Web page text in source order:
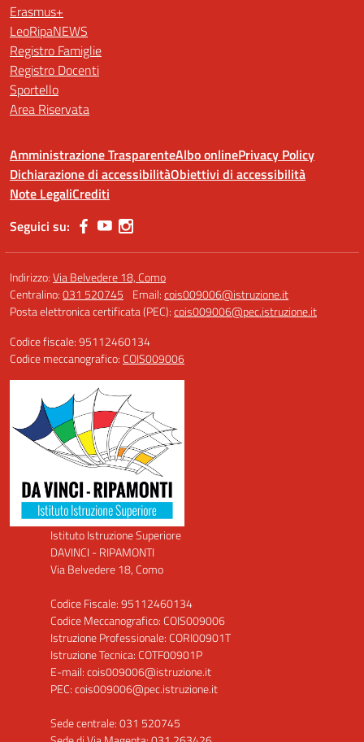
Erasmus+
LeoRipaNEWS
Registro Famiglie
Registro Docenti
Sportello
Area Riservata
Amministrazione TrasparenteAlbo onlinePrivacy Policy
Dichiarazione di accessibilitàObiettivi di accessibilità
Note LegaliCrediti
Seguici su:
Indirizzo:Via Belvedere 18, Como
Centralino:031 520745 Email:cois009006@istruzione.it
Posta elettronica certificata (PEC):cois009006@pec.istruzione.it
Codice fiscale: 95112460134
Codice meccanografico: COIS009006
Istituto Istruzione Superiore
DAVINCI - RIPAMONTI
Via Belvedere 18, Como
Codice Fiscale: 95112460134
Codice Meccanografico: COIS009006
Istruzione Professionale: CORI00901T
Istruzione Tecnica: COTF00901P
E-mail: cois009006@istruzione.it
PEC: cois009006@pec.istruzione.it
Sede centrale: 031 520745